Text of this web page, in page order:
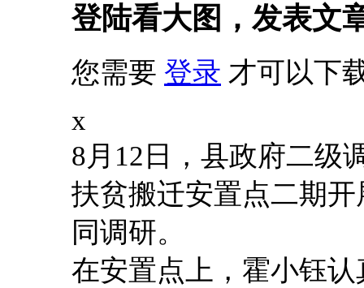
登陆看大图，发表文
您需要 登录 才可以下
x
8月12日，县政府二级
扶贫搬迁安置点二期
同调研。
在安置点上，霍小钰